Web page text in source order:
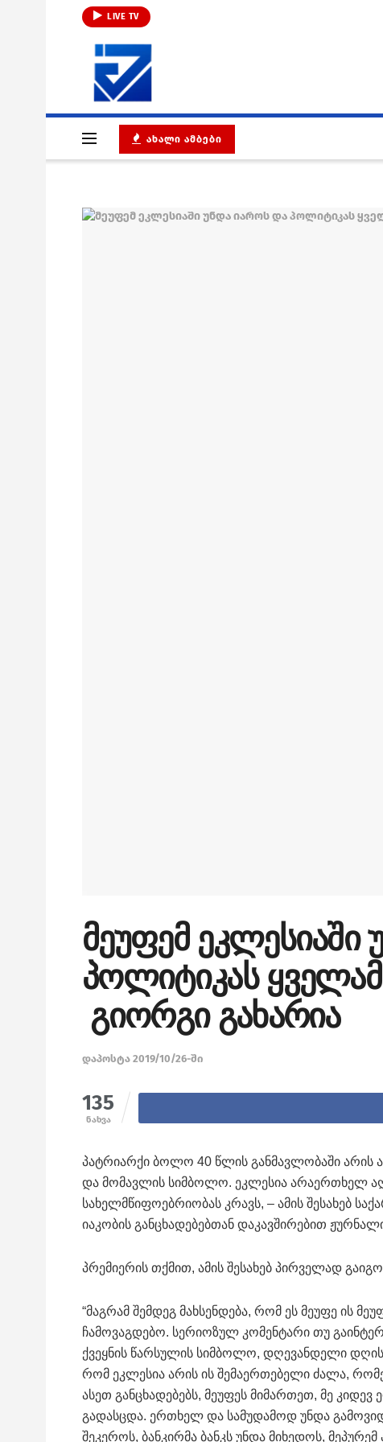
LIVE TV
ᲐᲮᲐᲚᲘ ᲐᲛᲑᲔᲑᲘ
მეუფემ ეკლესიაში
პოლიტიკას
გიორგი გახარია
დაპოსტა 2019/10/26-ში
135
ნახვა
პატრიარქი ბოლო 40 წლის განმავლობაში
და მომავლის სიმბოლო. ეკლესია არაერთხელ
სახელმწიფოებრიობას კრავს, – ამის შესახებ
იაკობის განცხადებებთან დაკავშირებით
პრემიერის თქმით, ამის შესახებ პირველად
“მაგრამ შემდეგ მახსენდება, რომ ეს მეუფე ის
ჩამოვაგდებო. სერიოზულ კომენტარი თუ
ქვეყნის წარსულის სიმბოლო, დღევანდელი
რომ ეკლესია არის ის შემაერთებელი ძალა,
ასეთ განცხადებებს, მეუფეს მიმართეთ, მე
გადასცდა. ერთხელ და სამუდამოდ უნდა
შეკეროს, ბანკირმა ბანკს უნდა მიხედოს,